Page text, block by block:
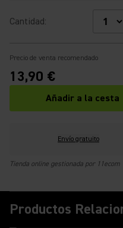
Cantidad:
Precio de venta recomendado
13,90 €
Añadir a la cesta
Envío gratuito
Tienda online gestionada por 11ecom
Productos